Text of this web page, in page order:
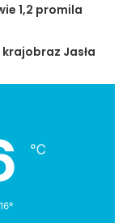
1,2 promila
Jasła
℃